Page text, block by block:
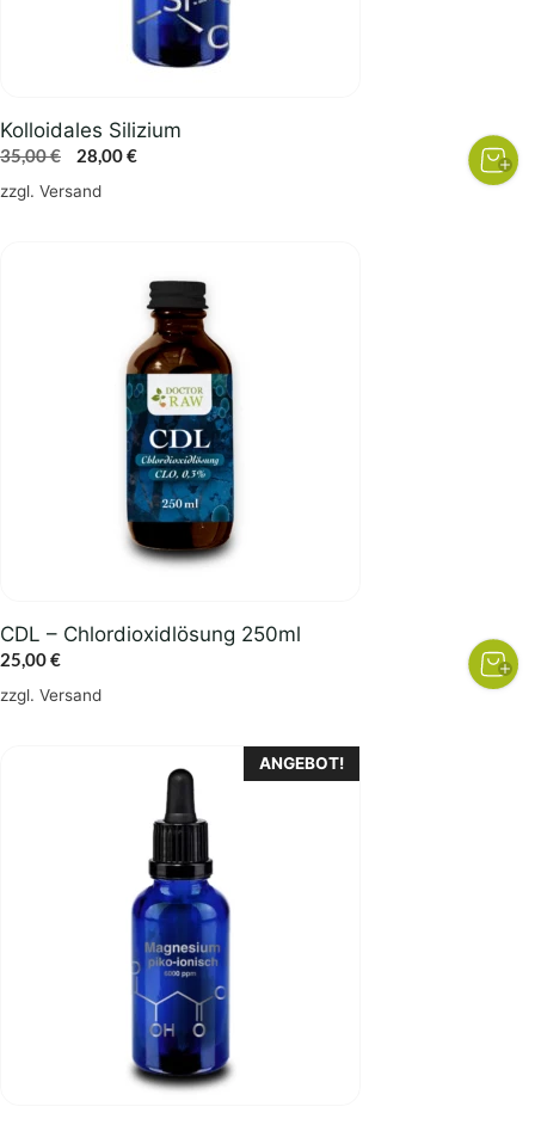
Kolloidales Silizium
35,00€
Ursprünglicher
Preis
28,00€Aktueller
zzgl. Versand
CDL – Chlordioxidlösung 250ml
25,00€
zzgl. Versand
ANGEBOT!